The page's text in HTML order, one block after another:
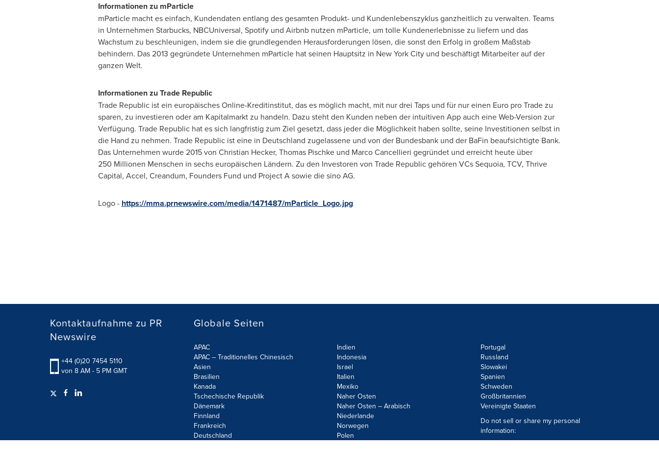
Informationen zu mParticle
mParticle macht es einfach, Kundendaten entlang des gesamten Produkt- und Kundenlebenszyklus ganzheitlich zu verwalten. Teams
in Unternehmen Starbucks, NBCUniversal, Spotify und Airbnb nutzen mParticle, um tolle Kundenerlebnisse zu liefern und das
Wachstum zu beschleunigen, indem sie die grundlegenden Herausforderungen lösen, die sonst den Erfolg in großem Maßstab
behindern. Das 2013 gegründete Unternehmen mParticle hat seinen Hauptsitz in New York Cityund beschäftigt Mitarbeiter auf der
ganzen Welt.
Informationen zu Trade Republic
Trade Republic ist ein europäisches Online-Kreditinstitut, das es möglich macht, mit nur drei Taps und für nur einen Euro pro Trade zu
sparen, zu investieren oder am Kapitalmarkt zu handeln. Dazu steht den Kunden neben der intuitiven App auch eine Web-Version zur
Verfügung. Trade Republic hat es sich langfristig zum Ziel gesetzt, dass jeder die Möglichkeit haben sollte, seine Investitionen selbst in
die Hand zu nehmen. Trade Republic ist eine in Deutschland zugelassene und von der Bundesbank und der BaFin beaufsichtigte Bank.
Das Unternehmen wurde 2015 von Christian Hecker, Thomas Pischkeund Marco Cancellieri gegründet und erreicht heute über
250 Millionen Menschen in sechs europäischen Ländern. Zu den Investoren von Trade Republic gehören VCs Sequoia, TCV, Thrive
Capital, Accel, Creandum, Founders Fund und Project A sowie die sino AG.
Logo - https://mma.prnewswire.com/media/1471487/mParticle_Logo.jpg
Kontaktaufnahme zu PR
Newswire
+44 (0)20 7454 5110
von 8 AM - 5 PM GMT
Globale Seiten
APAC
APAC – Traditionelles Chinesisch
Asien
Brasilien
Kanada
Tschechische Republik
Dänemark
Finnland
Frankreich
Deutschland
Indien
Indonesia
Israel
Italien
Mexiko
Naher Osten
Naher Osten – Arabisch
Niederlande
Norwegen
Polen
Portugal
Russland
Slowakei
Spanien
Schweden
Großbritannien
Vereinigte Staaten
Do not sell or share my personal
information: